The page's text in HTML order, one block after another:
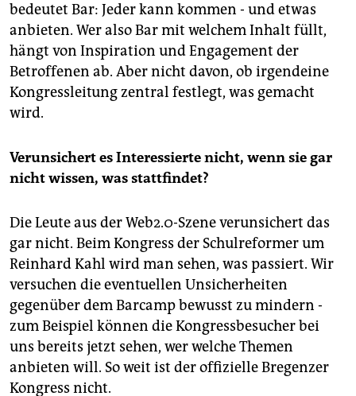
bedeutet Bar: Jeder kann kommen - und etwas
anbieten. Wer also Bar mit welchem Inhalt füllt,
hängt von Inspiration und Engagement der
Betroffenen ab. Aber nicht davon, ob irgendeine
Kongressleitung zentral festlegt, was gemacht
wird.
Verunsichert es Interessierte nicht, wenn sie gar
nicht wissen, was stattfindet?
Die Leute aus der Web2.0-Szene verunsichert das
gar nicht. Beim Kongress der Schulreformer um
Reinhard Kahl wird man sehen, was passiert. Wir
versuchen die eventuellen Unsicherheiten
gegenüber dem Barcamp bewusst zu mindern -
zum Beispiel können die Kongressbesucher bei
uns bereits jetzt sehen, wer welche Themen
anbieten will. So weit ist der offizielle Bregenzer
Kongress nicht.